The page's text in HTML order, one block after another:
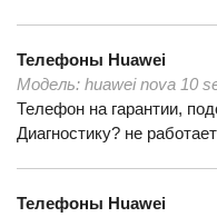
Телефоны Huawei
Модель: huawei nova 10
Телефон на гарантии,
Диагностику? не
Телефоны Huawei